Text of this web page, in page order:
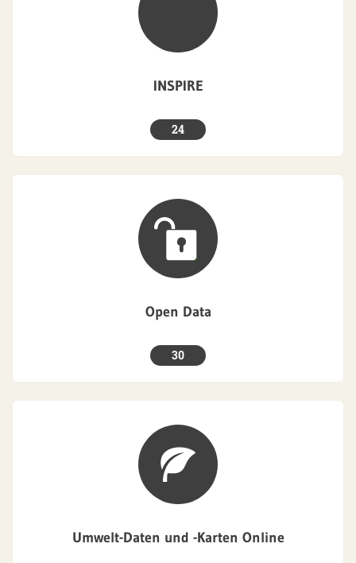
INSPIRE
24
Open Data
30
Umwelt-Daten und -Karten Online